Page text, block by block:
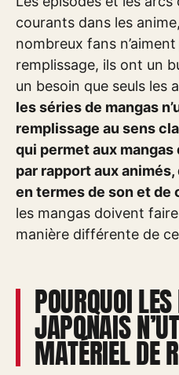
courants dans les
nombreux fans
remplissage, ils ont un
un besoin que seuls les
les séries de mangas
remplissage au sens
qui permet aux
par rapport aux
en termes de son et de
les mangas doivent
manière différente de
POURQUOI
JAPONAIS
MATÉRIEL DE